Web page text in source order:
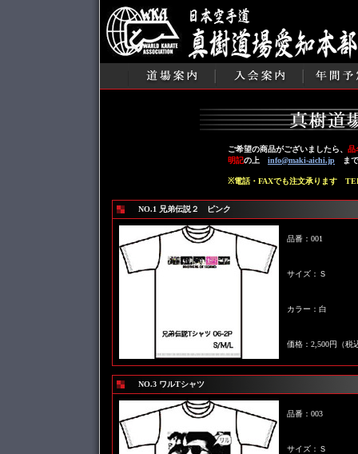
ご希望の商品がございましたら、 品
明記の上 info@maki-aichi.jp まで
※電話・FAXでも注文承ります
NO.1 兄弟伝説２ ピンク
品番：001
サイズ：Ｓ
カラー：白
価格：2,500円（税
NO.3 ワルTシャツ
品番：003
サイズ：Ｓ